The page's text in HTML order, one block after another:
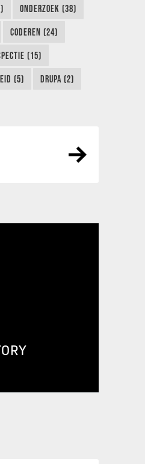
ONDERZOEK (38)
CODEREN (24)
(15)
(5) DRUPA (2)